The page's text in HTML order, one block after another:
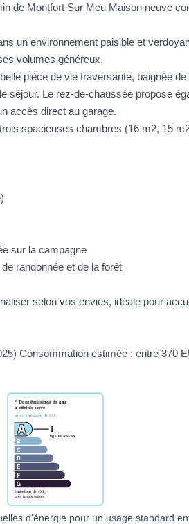
de Montfort Sur Meu Maison neuve
un environnement paisible et
volumes généreux.
pièce de vie traversante, baignée
séjour. Le rez-de-chaussée propose
accès direct au garage.
spacieuses chambres (16 m2, 15
sur la campagne
randonnée et de la forêt
selon vos envies, idéale pour
Consommation estimée : entre 370
d'énergie pour un usage standard